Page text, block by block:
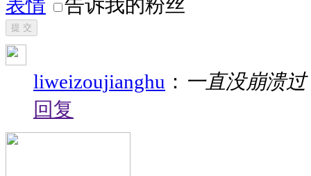
表情 告诉我的粉丝
提 交
liweizoujianghu ： 一直没崩溃
回复